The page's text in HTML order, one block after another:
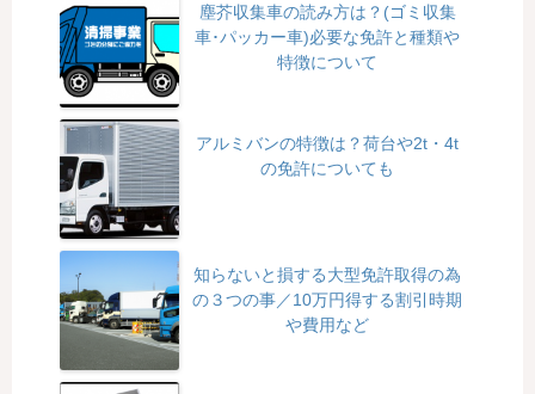
塵芥収集車の読み方は？(ゴミ収集
車･パッカー車)必要な免許と種類や
特徴について
アルミバンの特徴は？荷台や2t・4t
の免許についても
知らないと損する大型免許取得の為
の３つの事／10万円得する割引時期
や費用など